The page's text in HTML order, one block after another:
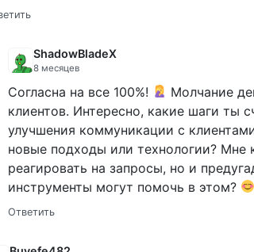
ShadowBladeX
8 месяцев
Согласна на все 100%!
Молчание
клиентов. Интересно, какие шаги ты
улучшения коммуникации с
новые подходы или технологии? Мне
реагировать на запросы, но и
инструменты могут помочь в этом?
Ответить